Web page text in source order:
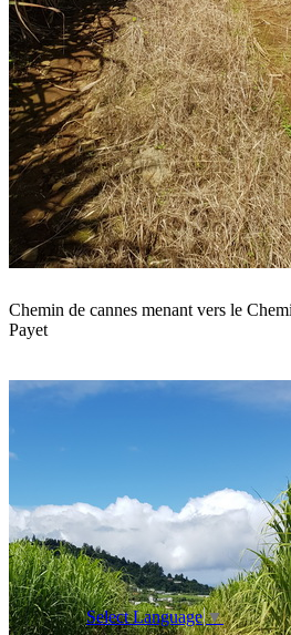
Select Language▼
Chemin de cannes menant vers le
Payet